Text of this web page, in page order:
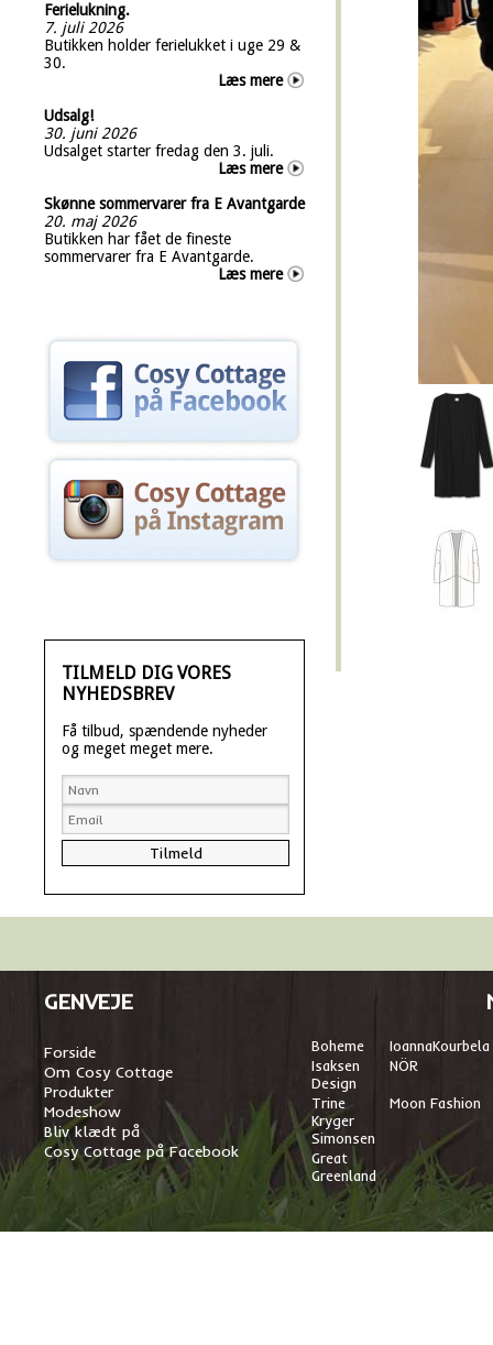
Ferielukning.
7. juli 2026
Butikken holder ferielukket i uge 29 &
30.
Læs mere
Udsalg!
30. juni 2026
Udsalget starter fredag den 3. juli.
Læs mere
Skønne sommervarer fra E Avantgarde
20. maj 2026
Butikken har fået de fineste
sommervarer fra E Avantgarde.
Læs mere
TILMELD DIG VORES
NYHEDSBREV
Få tilbud, spændende nyheder
og meget meget mere.
GENVEJE
Forside
Om Cosy Cottage
Produkter
Modeshow
Bliv klædt på
Cosy Cottage på Facebook
Boheme IoannaKourbela
Isaksen
Design
NÖR
Trine
Kryger
Simonsen
Moon Fashion
Great
Greenland